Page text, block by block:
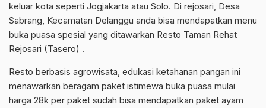
keluar kota seperti Jogjakarta atau Solo. Di rejosari, Desa
Sabrang, Kecamatan Delanggu anda bisa mendapatkan menu
buka puasa spesial yang ditawarkan Resto Taman Rehat
Rejosari (Tasero) .
Resto berbasis agrowisata, edukasi ketahanan pangan ini
menawarkan beragam paket istimewa buka puasa mulai
harga 28k per paket sudah bisa mendapatkan paket ayam